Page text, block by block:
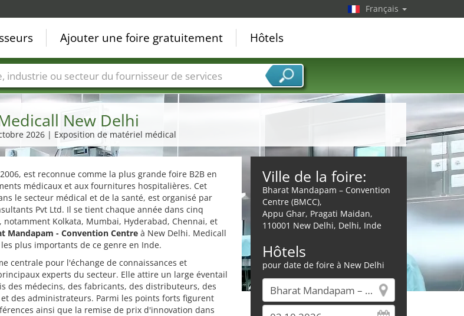
New Delhi
2026 | Exposition de matériel médical
est reconnue comme la plus grande foire B2B en
médicaux et aux fournitures hospitalières. Cet
le secteur médical et de la santé, est organisé par
Pvt Ltd. Il se tient chaque année dans cinq
Kolkata, Mumbai, Hyderabad, Chennai, et
Mandapam - Convention Centreà New Delhi. Medicall
plus importants de ce genre en Inde.
centrale pour l'échange de connaissances et
experts du secteur. Elle attire un large éventail
des médecins, des fabricants, des distributeurs, des
des administrateurs. Parmi les points forts figurent
ainsi que la remise de prix d'innovation dans
Ville de la foire:
Bharat Mandapam – Convention
Centre (BMCC),
Appu Ghar, Pragati Maidan,
110001 New Delhi, Delhi, Inde
Hôtels
pour date de foire à New Delhi
Français
Ajouter une foire gratuitement Hôtels
de foire Secteurs du fournisseur de services